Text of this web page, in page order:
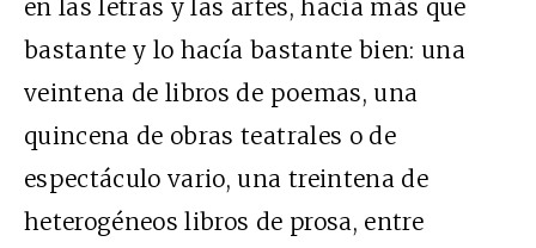
en las letras y las artes, hacía más que
bastante y lo hacía bastante bien: una
veintena de libros de poemas, una
quincena de obras teatrales o de
espectáculo vario, una treintena de
heterogéneos libros de prosa, entre